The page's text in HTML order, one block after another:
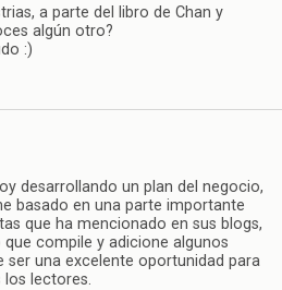
a parte del libro de Chan y
algún otro?
:)
desarrollando un plan del negocio,
basado en una parte importante
que ha mencionado en sus blogs,
compile y adicione algunos
ser una excelente oportunidad para
lectores.